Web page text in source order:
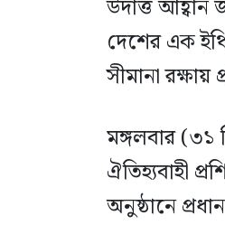
উদাত্ত
দেশের এক
সীমানা
মঙ্গলবার (৩১
ঐতিহ্যবাহী
অনুষ্ঠানে